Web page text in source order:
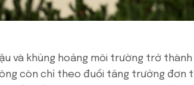
và khủng hoảng môi trường trở
còn chỉ theo đuổi tăng trưởng đơn